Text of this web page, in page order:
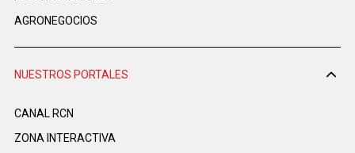
AGRONEGOCIOS
NUESTROS PORTALES
CANAL RCN
ZONA INTERACTIVA